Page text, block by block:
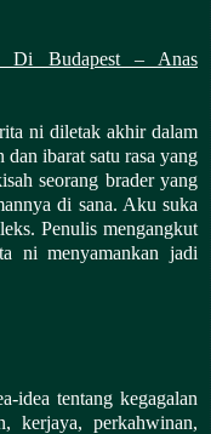
Di Budapest – Anas
ni diletak akhir dalam
dan ibarat satu rasa yang
seorang brader yang
di sana. Aku suka
Penulis mengangkut
ni menyamankan jadi
idea tentang kegagalan
kerjaya, perkahwinan,